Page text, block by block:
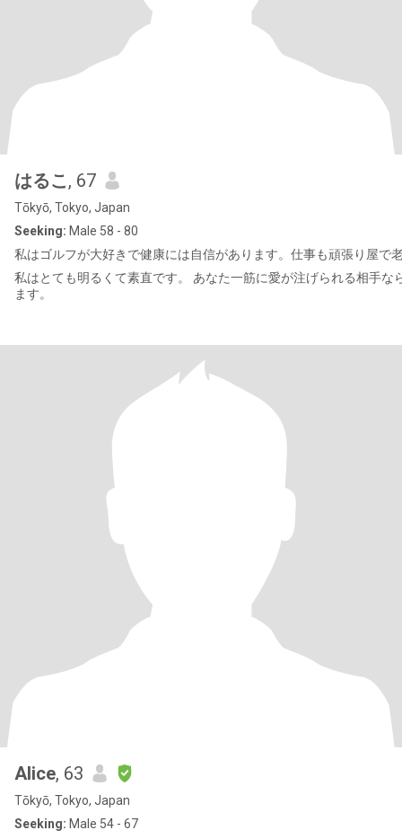
はるこ, 67
Tōkyō, Tokyo, Japan
Seeking: Male 58 - 80
私はゴルフが大好きで健康には自信があります。仕事も頑張り屋で
私はとても明るくて素直です。 あなた一筋に愛が注げられる相手な
ます。
Alice, 63
Tōkyō, Tokyo, Japan
Seeking: Male 54 - 67